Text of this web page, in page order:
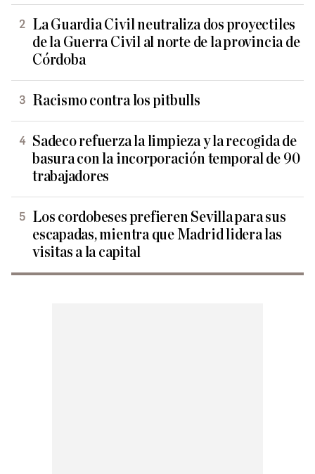
La Guardia Civil neutraliza dos proyectiles
de la Guerra Civil al norte de la provincia de
Córdoba
Racismo contra los pitbulls
Sadeco refuerza la limpieza y la recogida de
basura con la incorporación temporal de 90
trabajadores
Los cordobeses prefieren Sevilla para sus
escapadas, mientra que Madrid lidera las
visitas a la capital